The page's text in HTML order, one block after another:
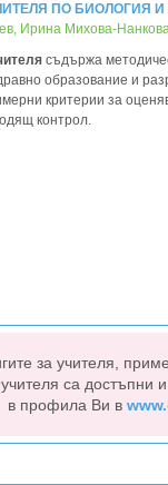
ПО БИОЛОГИЯ
Ирина Михова-
съдържа
образование и
критерии за
контрол.
за учителя,
са достъпни
в профила Ви в